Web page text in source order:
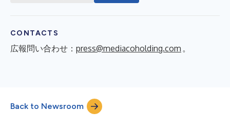
CONTACTS
広報問い合わせ： press@mediacoholding.com 。
Back to Newsroom